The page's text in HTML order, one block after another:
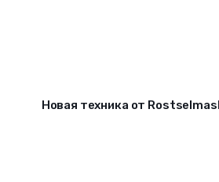
Новая техника от